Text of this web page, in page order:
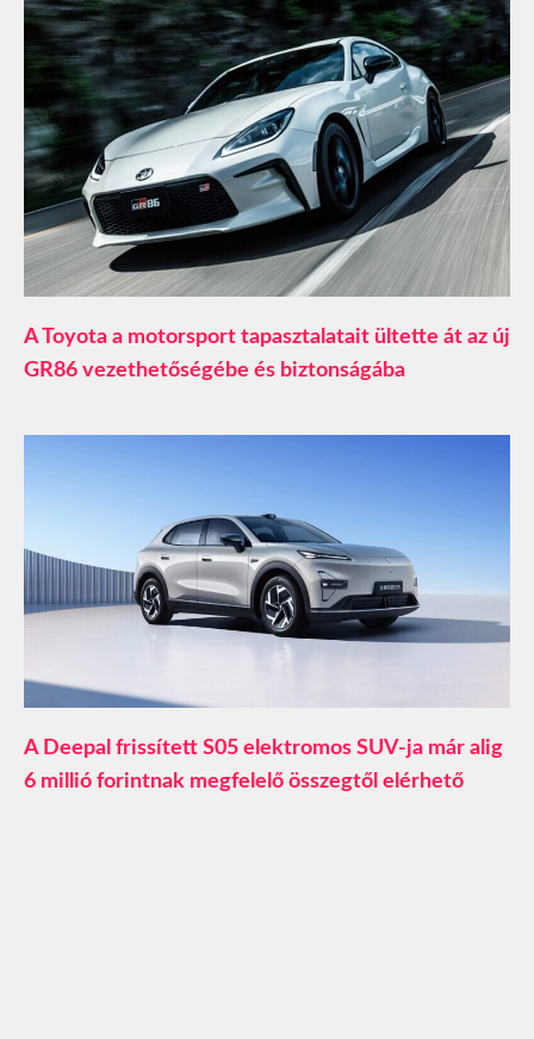
A Toyota a motorsport tapasztalatait ültette át az új
GR86 vezethetőségébe és biztonságába
A Deepal frissített S05 elektromos SUV-ja már alig
6 millió forintnak megfelelő összegtől elérhető